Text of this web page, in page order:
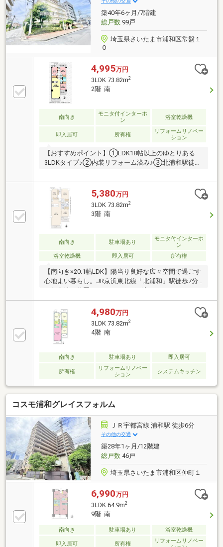
ミュレーションソフト。ローン完済までの家計収支を
視える化し、将来のリスクや不安を対策します
築40年6ヶ月/7階建
総戸数99戸
埼玉県さいたま市浦和区常盤１
０
4,995万円
3LDK 73.82m2
2階 南
南向き
モニタ付インターホ
ン
浴室乾燥機
即入居可 所有権
リフォームリノベー
ション
【おすすめポイント】①LDK18帖以上のゆとりある
3LDKタイプ♪②内装リフォーム済み♪③北浦和駅徒歩
【0120-550-533】までお気軽にお問合せ下さい！スマ
ートホンの場合、青色のボタン「電話で問い合わせ
（通話料無料）」をタップして頂きますと便利です。
または、【オレンジ色資料請求（無料）ボタン】か、
【赤色見学予約をする（無料）ボタン】をクリックし
て必要項目にご入力ください。◆ご住宅探しは創業40
年、14店舗のネットワーク「安心取引」がモットーの
5,380万円
3LDK 73.82m2
3階 南
南向き 駐車場あり
モニタ付インターホ
ン
浴室乾燥機
即入居可 所有権
【南向き×20.1帖LDK】陽当り良好な広々空間で過ごす
心地よい暮らし。JR京浜東北線「北浦和」駅徒歩7分
です。2023年に大規模修繕完了済み、室内も水回りリ
ニューアルやクロス貼替等で清潔感あふれる快適空間
に。人気の常盤小・中学校10分圏内！保育園や北浦和
公園、総合病院も徒歩5分圏内に揃い、子育て世帯に
最適な好環境です。「住みやすさ」「陽当り」「安
い合わせください！・さいたま市立常盤小学校・・・
約700m（9分）・さいたま市立常盤中学校・・・約
750m（10分）
4,980万円
3LDK 73.82m2
4階 南
南向き 駐車場あり 即入居可
所有権
リフォームリノベー
ション
システムキッチン
コスモ浦和グレイスフォルム
ＪＲ宇都宮線 浦和駅 徒歩6分
その他の交通
築28年1ヶ月/12階建
総戸数46戸
埼玉県さいたま市浦和区仲町１
6,990万円
3LDK 64.9m2
9階 南
南向き 駐車場あり 浴室乾燥機
即入居可 所有権
リフォームリノベー